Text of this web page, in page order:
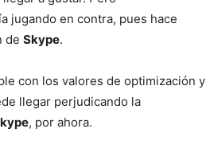
jugando en contra, pues hace
de Skype.
con los valores de optimización y
llegar perjudicando la
, por ahora.